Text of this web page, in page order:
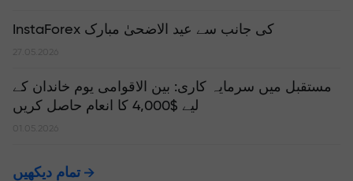
InstaForex کی جانب سے عید الاضحیٰ مبارک
27.05.2026
مستقبل میں سرمایہ کاری: بین الاقوامی یوم خاندان کے
لیے $4,000 کا انعام حاصل کریں
01.05.2026
تمام دیکھیں